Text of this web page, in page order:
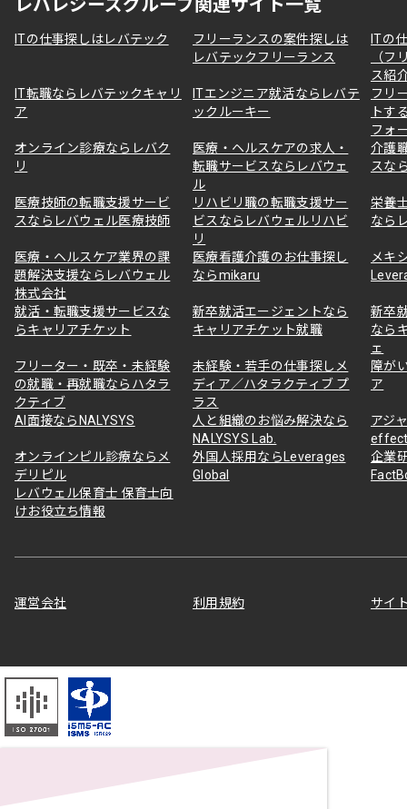
ITの仕事探しはレバテック
フリーランスの案件探しは
レバテックフリーランス
ITの
（フ
ス紹
IT転職ならレバテックキャリ
ア
ITエンジニア就活ならレバテ
ックルーキー
フリ
トす
フォ
オンライン診療ならレバク
リ
医療・ヘルスケアの求人・
転職サービスならレバウェ
ル
介護
スな
医療技師の転職支援サービ
スならレバウェル医療技師
リハビリ職の転職支援サー
ビスならレバウェルリハビ
リ
栄養
なら
医療・ヘルスケア業界の課
題解決支援ならレバウェル
株式会社
医療看護介護のお仕事探し
ならmikaru
メキ
就活・転職支援サービスな
らキャリアチケット
新卒就活エージェントなら
キャリアチケット就職
新卒
なら
ェ
フリーター・既卒・未経験
の就職・再就職ならハタラ
クティブ
未経験・若手の仕事探しメ
ディア／ハタラクティブ プ
ラス
障が
ア
AI面接ならNALYSYS
人と組織のお悩み解決なら
NALYSYS Lab.
アジ
オンラインピル診療ならメ
デリピル
外国人採用ならLeverages
Global
企業
レバウェル保育士 保育士向
けお役立ち情報
運営会社 利用規約 サイ